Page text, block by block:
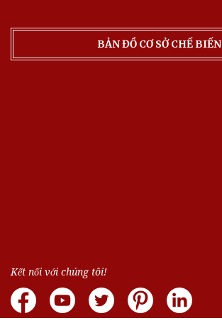
BẢN ĐỒ CƠ SỞ CHẾ BIẾN
Kết nối với chúng tôi!